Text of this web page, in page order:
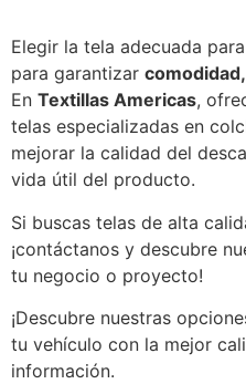
Elegir la tela adecuada
para garantizar
En Textillas Americas,
telas especializadas en
mejorar la calidad del
vida útil del producto.
Si buscas telas de alta
¡contáctanos y descubre
tu negocio o proyecto!
¡Descubre nuestras
tu vehículo con la mejor
información.